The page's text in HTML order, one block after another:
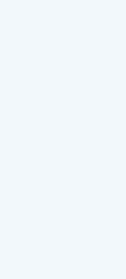
が幸せに生活す
判断がつく間
の手続きを行っ
ょう。
を両立
障制度でクリ
がんの治療を
も、ご自身や
があるはずで
ャー、がん診
などに、遠慮